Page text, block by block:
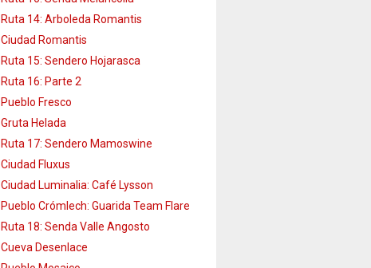
Ruta 14: Arboleda Romantis
Ciudad Romantis
Ruta 15: Sendero Hojarasca
Ruta 16: Parte 2
Pueblo Fresco
Gruta Helada
Ruta 17: Sendero Mamoswine
Ciudad Fluxus
Ciudad Luminalia: Café Lysson
Pueblo Crómlech: Guarida Team Flare
Ruta 18: Senda Valle Angosto
Cueva Desenlace